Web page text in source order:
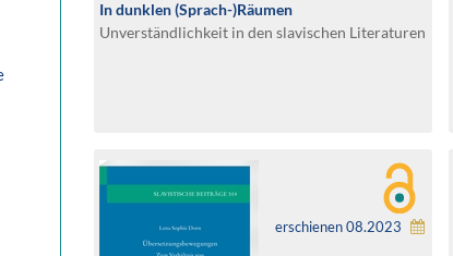
In dunklen (Sprach-)Räumen
Unverständlichkeit in den slavischen Literaturen
erschienen 08.2023